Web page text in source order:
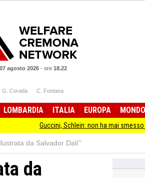
07 agosto 2026 - ore 18.22
G. Corada C. Fontana
LOMBARDIA ITALIA EUROPA MONDO
Guccini, Schlein: non ha mai smesso di stare
da Salvador Dalí''
da